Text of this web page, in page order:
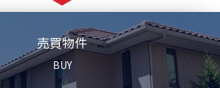
売買物件
BUY